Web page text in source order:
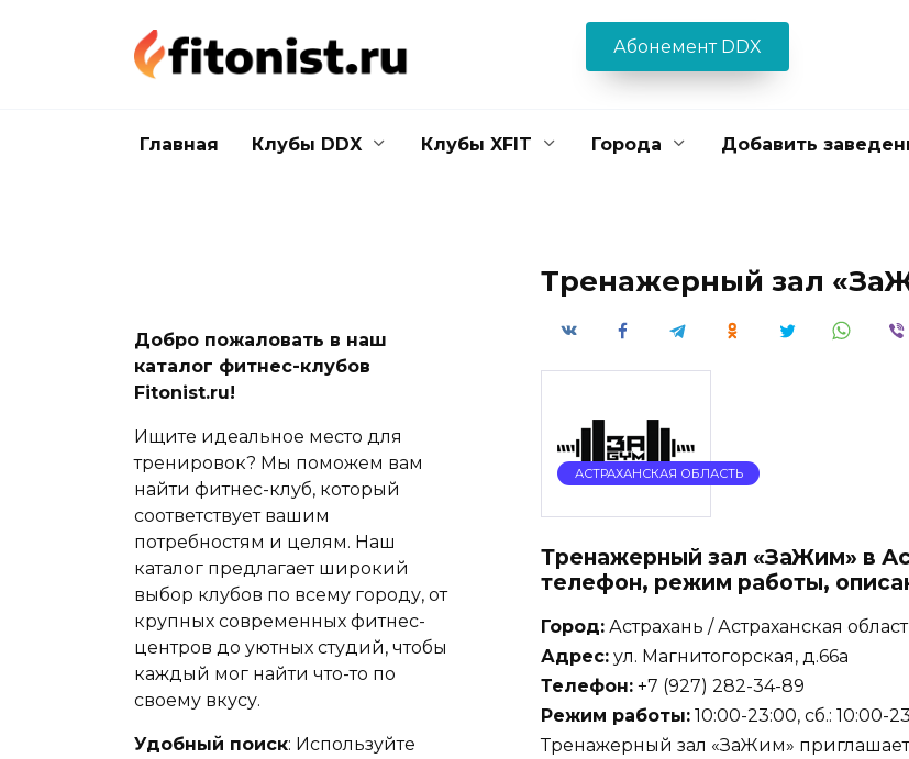
Абонемент DDX
Главная Клубы DDX Клубы XFIT Города Добавить
Тренажерный зал
АСТРАХАНСКАЯ ОБЛАСТЬ
Тренажерный зал «ЗаЖим» в
телефон, режим работы,
Город: Астрахань / Астраханская
Адрес: ул. Магнитогорская, д.66а
Телефон: +7 (927) 282-34-89
Режим работы: 10:00-23:00, сб.: 10:00-
Тренажерный зал «ЗаЖим»
Добро пожаловать в наш
каталог фитнес-клубов
Fitonist.ru!
Ищите идеальное место для
тренировок? Мы поможем вам
найти фитнес-клуб, который
соответствует вашим
потребностям и целям. Наш
каталог предлагает широкий
выбор клубов по всему городу, от
крупных современных фитнес-
центров до уютных студий, чтобы
каждый мог найти что-то по
своему вкусу.
Удобный поиск: Используйте